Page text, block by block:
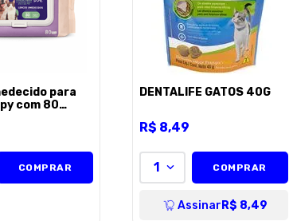
para
com 80
COMPRAR
DENTALIFE GATOS 40G
R$ 8,49
1 COMPRAR
Assinar R$ 8,49